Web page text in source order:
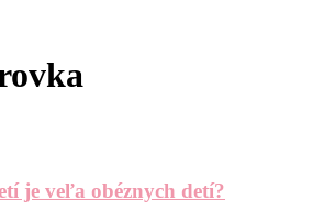
je veľa obéznych detí?